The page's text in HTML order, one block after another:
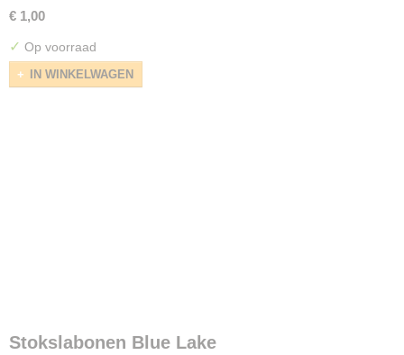
€ 1,00
✓ Op voorraad
IN WINKELWAGEN
Stokslabonen Blue Lake